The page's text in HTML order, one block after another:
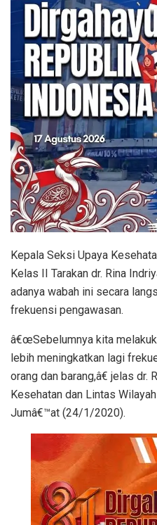
Kepala Seksi Upaya
Kelas II Tarakan dr. Rina
adanya wabah ini secara
frekuensi pengawasan.
â€œSebelumnya kita
lebih meningkatkan lagi
orang dan barang,â€ jelas dr.
Kesehatan dan Lintas
Jumâ€™at (24/1/2020).